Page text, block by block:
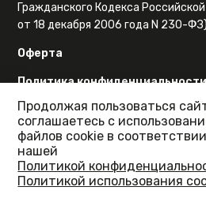
Гражданского Кодекса
от 18 декабря 2006 года N 230-
Оферта
Политика
Карта сайта
Продолжая пользоваться
соглашаетесь с
файлов cookie в
нашей
Политикой
Политикой использования